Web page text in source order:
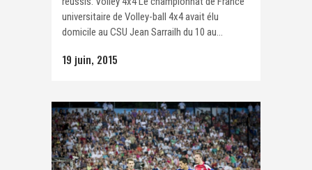
universitaire de Volley-ball 4x4 avait élu
domicile au CSU Jean Sarrailh du 10 au...
19 juin, 2015